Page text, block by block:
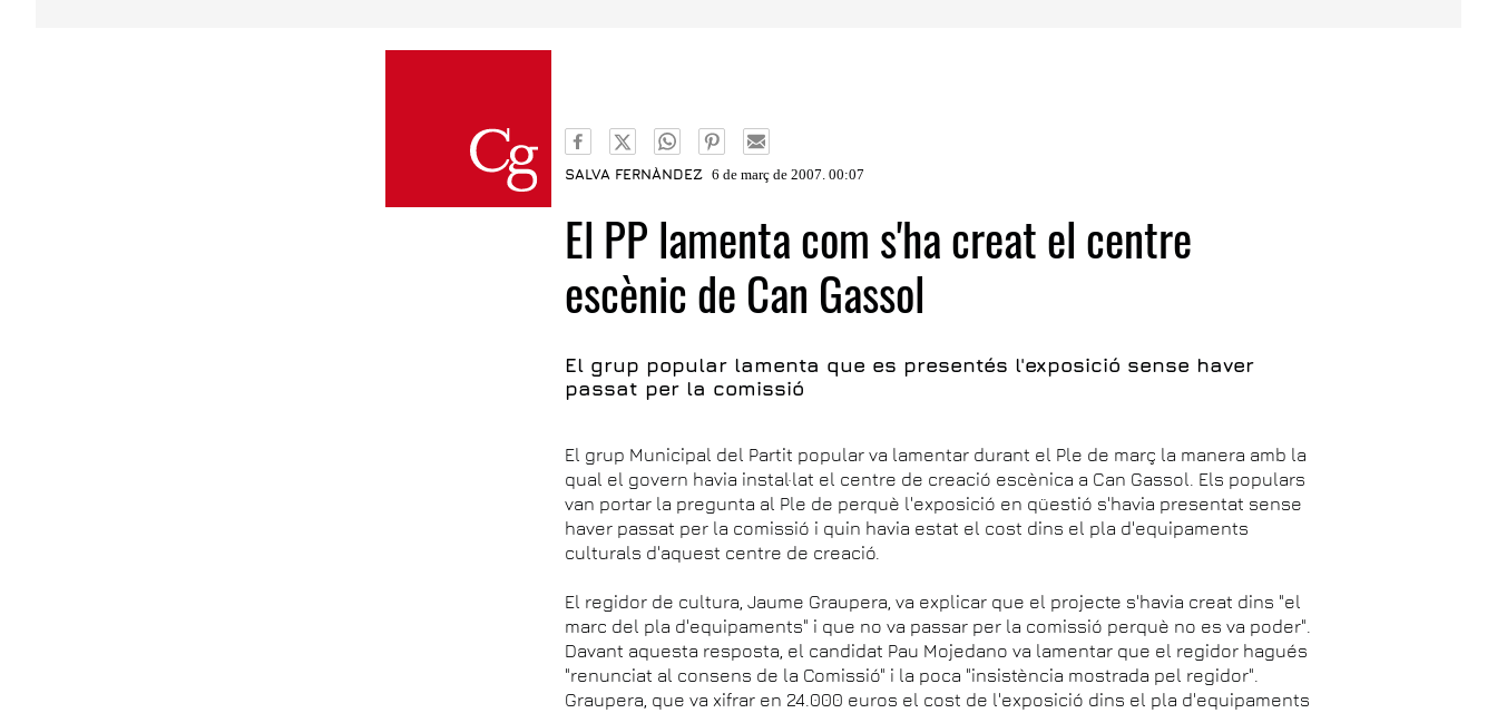
SALVA FERNÀNDEZ 6 de març de 2007. 00:07
El PP lamenta com s'ha creat el centre
escènic de Can Gassol
El grup popular lamenta que es presentés l'exposició sense haver
passat per la comissió
El grup Municipal del Partit popular va lamentar durant el Ple de març la manera amb la
qual el govern havia instal·lat el centre de creació escènica a Can Gassol. Els populars
van portar la pregunta al Ple de perquè l'exposició en qüestió s'havia presentat sense
haver passat per la comissió i quin havia estat el cost dins el pla d'equipaments
culturals d'aquest centre de creació.
El regidor de cultura, Jaume Graupera, va explicar que el projecte s'havia creat dins "el
marc del pla d'equipaments" i que no va passar per la comissió perquè no es va poder".
Davant aquesta resposta, el candidat Pau Mojedano va lamentar que el regidor hagués
"renunciat al consens de la Comissió" i la poca "insistència mostrada pel regidor".
Graupera, que va xifrar en 24.000 euros el cost de l'exposició dins el pla d'equipaments